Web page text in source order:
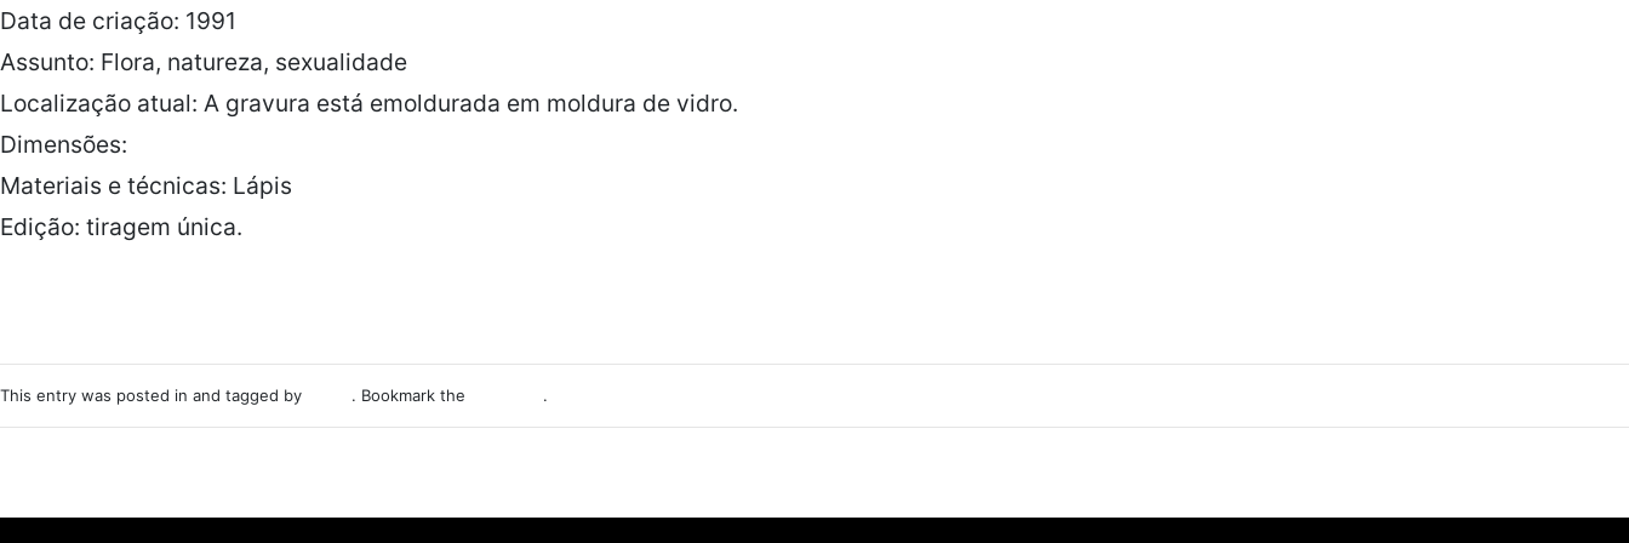
Data de criação: 1991
Assunto: Flora, natureza, sexualidade
Localização atual: A gravura está emoldurada em moldura de vidro.
Dimensões:
Materiais e técnicas: Lápis
Edição: tiragem única.
This entry was posted in and tagged by . Bookmark the .